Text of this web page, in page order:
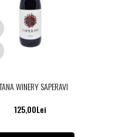
WINERY SAPERAVI
125,00Lei